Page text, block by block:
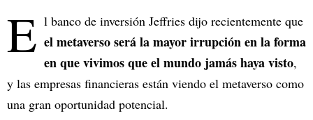
E l banco de inversión Jeffries dijo recientemente que
el metaverso será la mayor irrupción en la forma
en que vivimos que el mundo jamás haya visto,
y las empresas financieras están viendo el metaverso como
una gran oportunidad potencial.